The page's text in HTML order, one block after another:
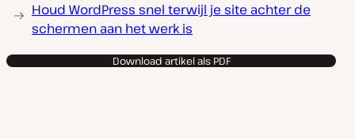
Houd WordPress snel terwijl je site achter de
schermen aan het werk is
Download artikel als PDF